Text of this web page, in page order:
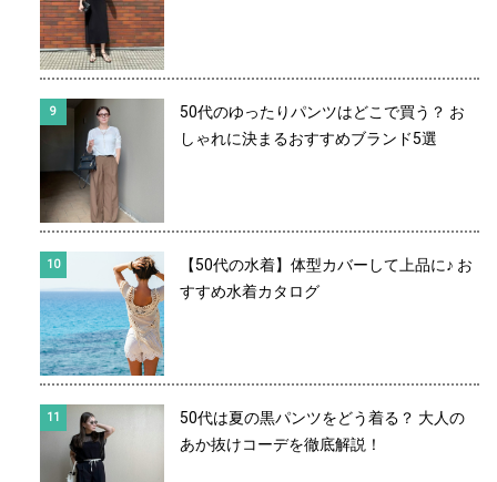
50代のゆったりパンツはどこで買う？ お
しゃれに決まるおすすめブランド5選
【50代の水着】体型カバーして上品に♪ お
すすめ水着カタログ
50代は夏の黒パンツをどう着る？ 大人の
あか抜けコーデを徹底解説！